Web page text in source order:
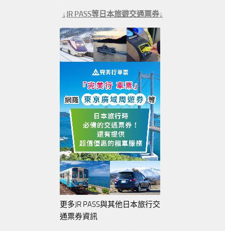
↓JR PASS等日本旅遊交通票券↓
更多JR PASS與其他日本旅行交
通票券資訊